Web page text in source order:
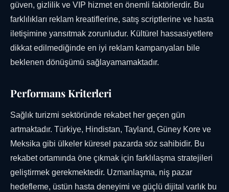
güven, gizlilik ve VIP hizmet en önemli faktörlerdir. Bu
farklılıkları reklam kreatiflerine, satış scriptlerine ve hasta
iletişimine yansıtmak zorunludur. Kültürel hassasiyetlere
dikkat edilmediğinde en iyi reklam kampanyaları bile
beklenen dönüşümü sağlayamamaktadır.
Performans Kriterleri
Sağlık turizmi sektöründe rekabet her geçen gün
artmaktadır. Türkiye, Hindistan, Tayland, Güney Kore ve
Meksika gibi ülkeler küresel pazarda söz sahibidir. Bu
rekabet ortamında öne çıkmak için farklılaşma stratejileri
geliştirmek gerekmektedir. Uzmanlaşma, niş pazar
hedefleme, üstün hasta deneyimi ve güçlü dijital varlık bu